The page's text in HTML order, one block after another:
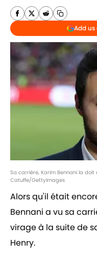
Add us
Sa carrière, Karim Bennani la
Catuffe/GettyImages
Alors qu'il était
Bennani a vu sa
virage à la suite de
Henry.